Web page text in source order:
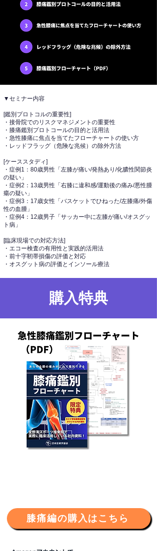
▼セミナー内容
[鑑別プロトコルの重要性]
・接骨院でのリスクマネジメントの重要性
・膝痛鑑別プロトコールの目的と活用法
・急性膝痛に焦点を当てたフローチャートの使い方
・レッドフラッグ（危険な兆候）の除外方法
[ケーススタディ]
・症例1：80歳男性「左膝が痛い/発熱あり/化膿性関節炎
の疑い」
・症例2：13歳男性「右膝に違和感/運動後の痛み/悪性腫
瘍の疑い」
・症例3：17歳女性「バスケットでひねった/左膝痛/外傷
性の血腫」
・症例4：12歳男子「サッカー中に左膝が痛い/オスグッ
ト病」
[臨床現場での対応方法]
・エコー検査の有用性と実践的活用法
・前十字靭帯損傷の評価と対応
・オスグット病の評価とインソール療法
​購入特典
膝痛編の購入はこちら